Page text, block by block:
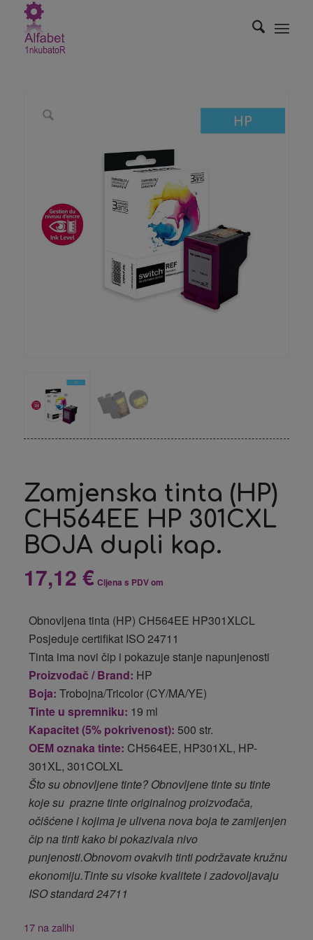
Zamjenska tinta (HP)
CH564EE HP 301CXL
BOJA dupli kap.
17,12 € Cijena s PDV om
Obnovljena tinta (HP) CH564EE HP301XLCL
Posjeduje certifikat ISO 24711
Tinta ima novi čip i pokazuje stanje napunjenosti
Proizvođač / Brand: HP
Boja: Trobojna/Tricolor (CY/MA/YE)
Tinte u spremniku: 19 ml
Kapacitet (5% pokrivenost): 500 str.
OEM oznaka tinte: CH564EE, HP301XL, HP-
301XL, 301COLXL
Što su obnovljene tinte? Obnovljene tinte su tinte
koje su prazne tinte originalnog proizvođača,
očišćene i kojima je ulivena nova boja te zamijenjen
čip na tinti kako bi pokazivala nivo
punjenosti.Obnovom ovakvih tinti podržavate kružnu
ekonomiju.Tinte su visoke kvalitete i zadovoljavaju
ISO standard 24711
17 na zalihi